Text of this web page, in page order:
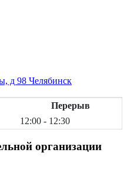
д 98 Челябинск
Перерыв
12:00 - 12:30
организации